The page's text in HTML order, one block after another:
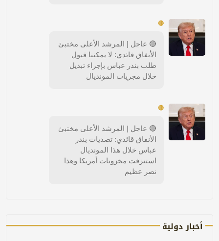
🔴
🔴 عاجل | المرشد الأعلى مختبئ
الأنفاق قائدي: لا يمكننا قبول
طلب بندر عباس بإجراء تبديل
خلال مجريات المونديال
🔴
🔴 عاجل | المرشد الأعلى مختبئ
الأنفاق قائدي: تصديات بندر
عباس خلال هذا المونديال
استنزفت مخزونات أمريكا وهذا
نصر عظيم
أخبار دولية